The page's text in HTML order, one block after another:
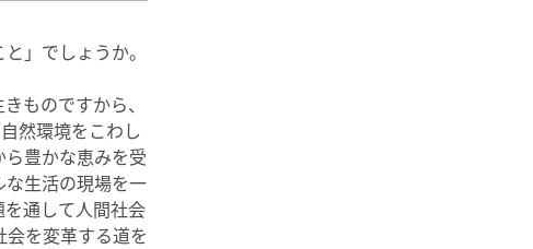
」でしょうか。
ものですから、
然環境をこわし
豊かな恵みを受
生活の現場を一
通して人間社会
を変革する道を